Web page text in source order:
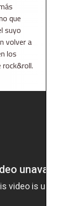
que
suyo
volver a
los